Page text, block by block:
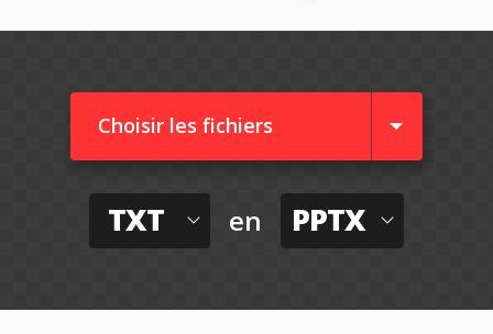
Choisir les fichiers
TXT en PPTX